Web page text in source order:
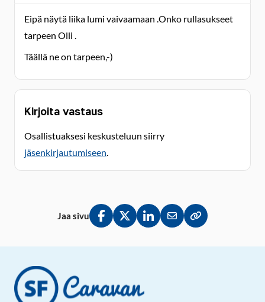
Eipä näytä liika lumi vaivaamaan .Onko rullasukseet
tarpeen Olli .
Täällä ne on tarpeen,-)
Kirjoita vastaus
Osallistuaksesi keskusteluun siirry
jäsenkirjautumiseen.
Jaa sivu
Jaa Facebookissa
Jaa Twitterissä
Jaa LinkedInissä
Jaa sähköpostitse
Kopioi linkki